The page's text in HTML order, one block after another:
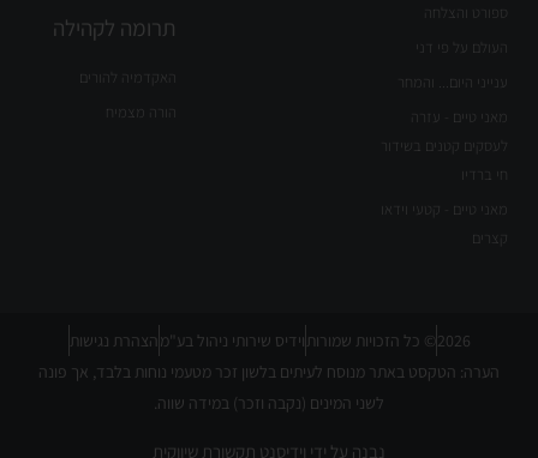
ספורט והצלחה
העולם על פי דני
ענייני היום... והמחר
מאני טיים - עזרה
לעסקים קטנים בשידור
חי ברדיו
מאני טיים - קטעי וידאו
קצרים
תרומה לקהילה
האקדמיה להורים
הורה מצמיח
2026 © כל הזכויות שמורותוידיס שירותי ניהול בע"מהצהרת נגישות
הערה: הטקסט באתר מנוסח לעיתים בלשון זכר מטעמי נוחות בלבד, אך פונה
לשני המינים (נקבה וזכר) במידה שווה.
נבנה על ידי וידיסנט תקשורת שיווקית